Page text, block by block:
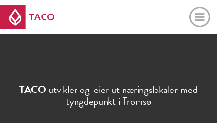
TACO utvikler og leier ut næringslokaler med
tyngdepunkt i Tromsø